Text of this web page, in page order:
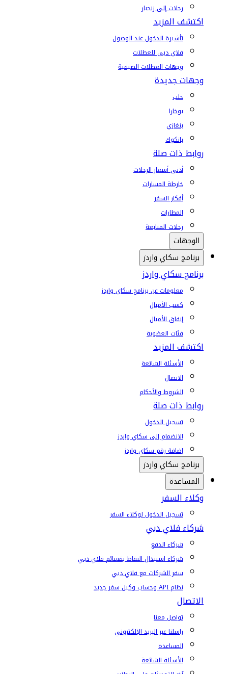
رحلات إلى زنجبار
اكتشف المزيد
تأشيرة الدخول عند الوصول
فلاي دبي للعطلات
وجهات العطلات الصيفية
وجهات جديدة
حلب
بوخارا
بنغازي
بانكوك
روابط ذات صلة
أدنى أسعار الرحلات
خارطة المسارات
أفكار السفر
المطارات
رحلات المتابعة
الوجهات
برنامج سكاي واردز
برنامج سكاي واردز
معلومات عن برنامج سكاي واردز
كسب الأميال
إنفاق الأميال
فئات العضوية
اكتشف المزيد
الأسئلة الشائعة
الاتصال
الشروط والأحكام
روابط ذات صلة
تسجيل الدخول
الانضمام إلى سكاي واردز
إضافة رقم سكاي واردز
برنامج سكاي واردز
المساعدة
وكلاء السفر
تسجيل الدخول لوكلاء السفر
شركاء فلاي دبي
شركاء الدفع
شركاء استبدال النقاط بقسائم فلاي دبي
سفر الشركات مع فلاي دبي
نظام API وحساب وكيل سفر جديد
الاتصال
تواصل معنا
راسلنا عبر البريد الإلكتروني
المساعدة
الأسئلة الشائعة